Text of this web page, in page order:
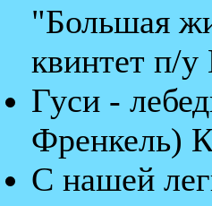
"Большая
квинтет п/
Гуси -
Френкель)
С нашей